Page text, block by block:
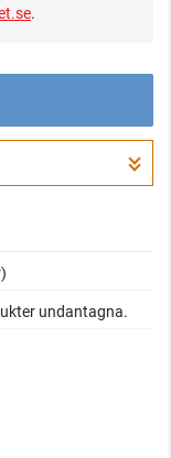
.
undantagna.